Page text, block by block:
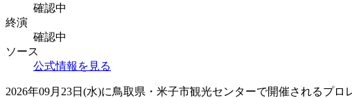
確認中
終演
確認中
ソース
公式情報を見る
2026年09月23日(水)に鳥取県・米子市観光センターで開催されるプ